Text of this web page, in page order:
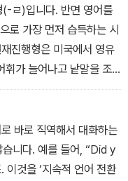
얼굴 주위(눈, 코, 입, 머
로 확장됩니다.
ㄹ)입니다. 반면 영어를
로 가장 먼저 습득하는 시
진행형은 미국에서 영유
휘가 늘어나고 낱말을 조
아이들에게 가장 먼저
다. ‘주어+동사+~ing(~
이의 표현을 확 장시켜주
있어.>
바로 직역해서 대화하는
니다. 예를 들어, “Did y
것을 ‘지속적 언어 전환